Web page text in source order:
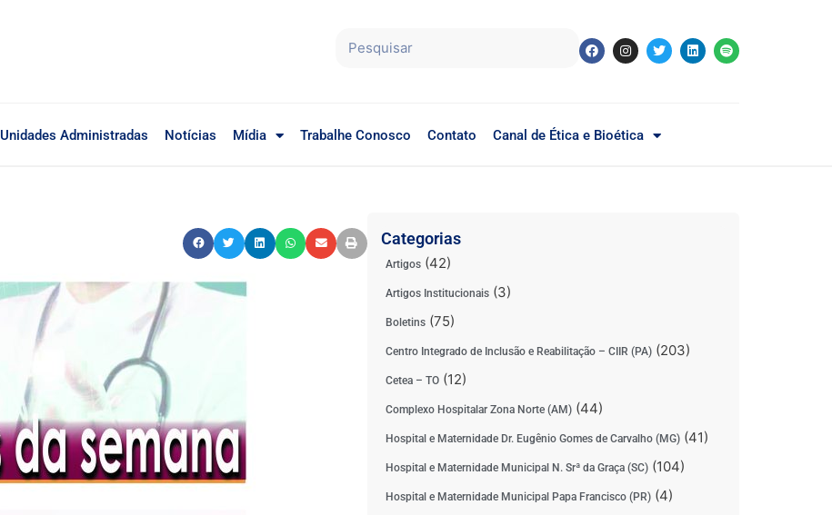
Unidades Administradas Notícias Mídia Trabalhe Conosco Contato Canal de Ética e Bioética
Categorias
Artigos(42)
Artigos Institucionais(3)
Boletins(75)
Centro Integrado de Inclusão e Reabilitação – CIIR (PA)(203)
Cetea – TO(12)
Complexo Hospitalar Zona Norte (AM)(44)
Hospital e Maternidade Dr. Eugênio Gomes de Carvalho (MG)(41)
Hospital e Maternidade Municipal N. Srª da Graça (SC)(104)
Hospital e Maternidade Municipal Papa Francisco (PR)(4)